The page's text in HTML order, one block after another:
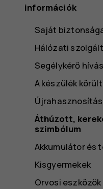
információk
Saját
Hálózati
Segélykérő
A készülék
Újrahasznosítás
Áthúzott,
szimbólum
Akkumulátor és
Kisgyermekek
Orvosi eszközök